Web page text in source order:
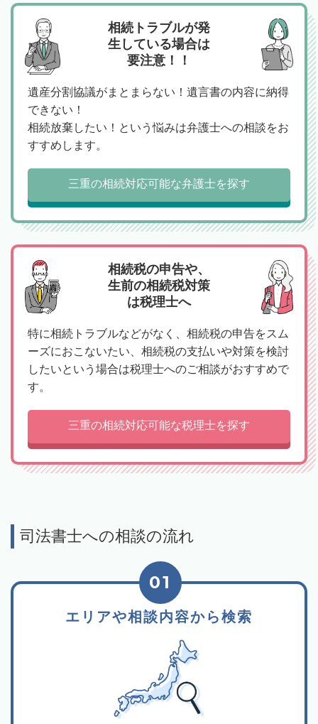
相続トラブルが発
生している場合は
要注意！！
遺産分割協議がまとまらない！遺言書の内容に納得
できない！
相続放棄したい！という悩みは弁護士への相談をお
すすめします。
三重の相続対応可能な弁護士を探す
相続税の申告や、
生前の相続税対策
は税理士へ
特に相続トラブルなどがなく、相続税の申告をスム
ーズにおこないたい、相続税の支払いや対策を検討
したいという場合は税理士へのご相談がおすすめで
す。
三重の相続対応可能な税理士を探す
司法書士への相談の流れ
エリアや相談内容から検索
01